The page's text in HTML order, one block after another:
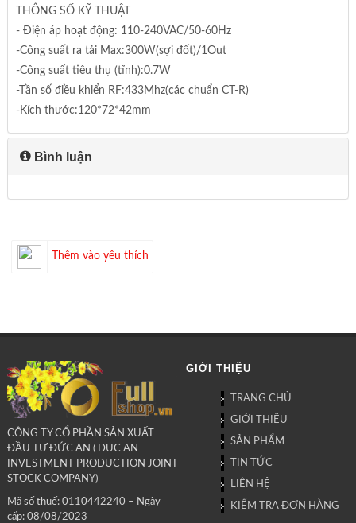
THÔNG SỐ KỸ THUẬT
- Điện áp hoạt động: 110-240VAC/50-60Hz
-Công suất ra tải Max:300W(sợi đốt)/1Out
-Công suất tiêu thụ (tĩnh):0.7W
-Tần số điều khiển RF:433Mhz(các chuẩn CT-R)
-Kích thước:120*72*42mm
Bình luận
Thêm vào yêu thích
CÔNG TY CỔ PHẦN SẢN XUẤT
ĐẦU TƯ ĐỨC AN ( DUC AN
INVESTMENT PRODUCTION JOINT
STOCK COMPANY)
Mã số thuế: 0110442240 – Ngày
cấp: 08/08/2023
GIỚI THIỆU
TRANG CHỦ
GIỚI THIỆU
SẢN PHẨM
TIN TỨC
LIÊN HỆ
KIỂM TRA ĐƠN HÀNG